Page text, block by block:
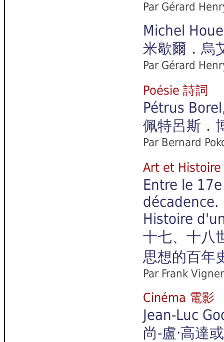
Par Gérard
Michel
米歇爾．烏
Par Gérard
Poésie 詩詞
Pétrus
佩特呂斯．
Par Bernard
Art et
Entre le
décadence.
Histoire
十七、十八
思想的百年
Par Frank
Cinéma 電影
Jean-Luc
尚-盧‧高達